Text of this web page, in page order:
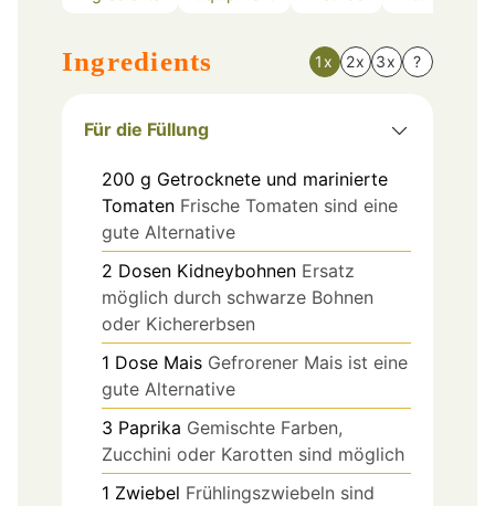
Ingredients 1x 2x 3x ?
Für die Füllung
200 g Getrocknete und marinierte
Tomaten Frische Tomaten sind eine
gute Alternative
2 Dosen Kidneybohnen Ersatz
möglich durch schwarze Bohnen
oder Kichererbsen
1 Dose Mais Gefrorener Mais ist eine
gute Alternative
3 Paprika Gemischte Farben,
Zucchini oder Karotten sind möglich
1 Zwiebel Frühlingszwiebeln sind